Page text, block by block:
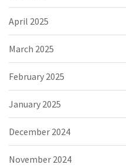
April 2025
March 2025
February 2025
January 2025
December 2024
November 2024